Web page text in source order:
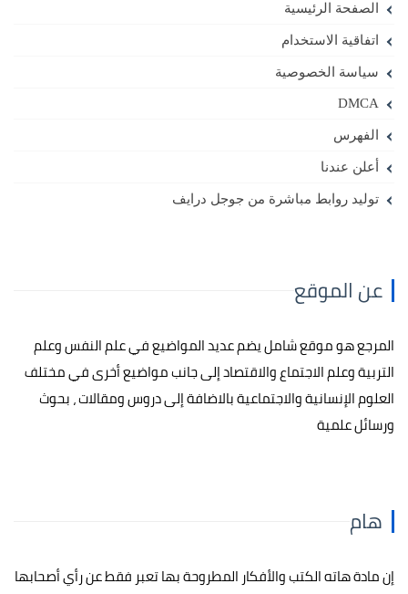
الصفحة الرئيسية
اتفاقية الاستخدام
سياسة الخصوصية
DMCA
الفهرس
أعلن عندنا
توليد روابط مباشرة من جوجل درايف
عن الموقع
المرجع هو موقع شامل يضم عديد المواضيع في علم النفس وعلم
التربية وعلم الاجتماع والاقتصاد إلى جانب مواضيع أخرى في مختلف
العلوم الإنسانية والاجتماعية بالاضافة إلى دروس ومقالات ، بحوث
ورسائل علمية
هام
إن مادة هاته الكتب والأفكار المطروحة بها تعبر فقط عن رأي أصحابها